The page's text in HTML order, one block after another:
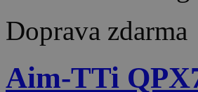
Doprava zdarma
Aim-TTi